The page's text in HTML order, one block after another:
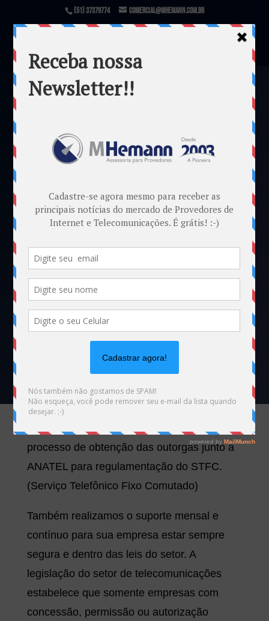
(51) 37379774 comercial@mhemann.com.br
STFC –
Serviço
Telefônico
Fixo
Comutado
Licença STFC – Obtenção e Manutenção junto à ANATEL
processo de obtenção das outorgas junto a
ANATEL para regulamentação do STFC.
(Serviço Telefônico Fixo Comutado)
Também realizamos o suporte mensal e
contínuo para sua empresa estar sempre
segura e dentro das leis do setor. A
legislação do setor de telecomunicações
estabelece que somente empresas com
concessão, permissão ou autorização